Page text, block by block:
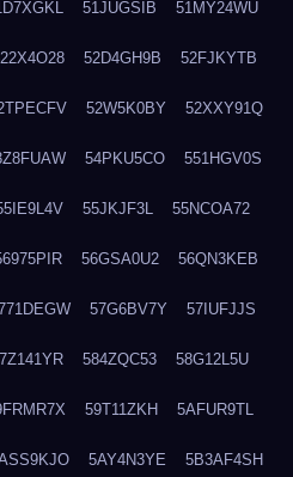
51JUGSIB 51MY24WU
52D4GH9B 52FJKYTB
52W5K0BY 52XXY91Q
54PKU5CO 551HGV0S
55JKJF3L 55NCOA72
56GSA0U2 56QN3KEB
57G6BV7Y 57IUFJJS
584ZQC53 58G12L5U
59T11ZKH 5AFUR9TL
5AY4N3YE 5B3AF4SH